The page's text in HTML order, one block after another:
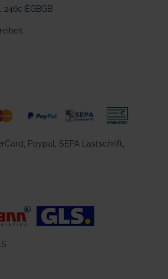
246c EGBGB
Paypal, SEPA Lastschrift,